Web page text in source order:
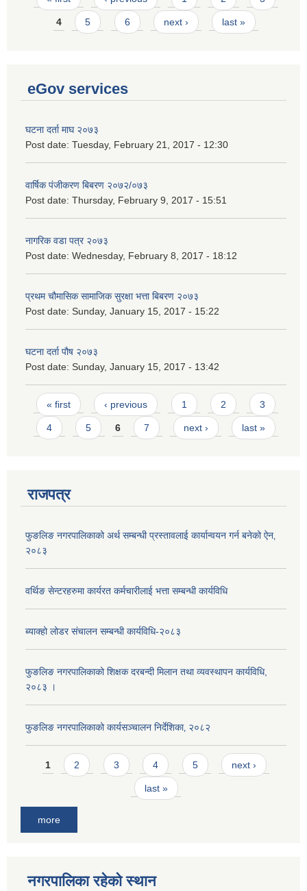
4 5 6 next › last »
eGov services
घटना दर्ता माघ २०७३
Post date: Tuesday, February 21, 2017 - 12:30
वार्षिक पंजीकरण बिबरण २०७२/०७३
Post date: Thursday, February 9, 2017 - 15:51
नागरिक वडा पत्र २०७३
Post date: Wednesday, February 8, 2017 - 18:12
प्रथम चौमासिक सामाजिक सुरक्षा भत्ता बिबरण २०७३
Post date: Sunday, January 15, 2017 - 15:22
घटना दर्ता पौष २०७३
Post date: Sunday, January 15, 2017 - 13:42
Pages
« first ‹ previous 1 2 3
4 5 6 7 next › last »
राजपत्र
फुङलिङ नगरपालिकाको अर्थ सम्बन्धी प्रस्तावलाई कार्यान्वयन गर्न बनेको ऐन‚
२०८३
वर्थिङ सेन्टरहरुमा कार्यरत कर्मचारीलाई भत्ता सम्बन्धी कार्यविधि
ब्याक्हो लोडर संचालन सम्बन्धी कार्यविधि-२०८३
फुङलिङ नगरपालिकाको शिक्षक दरबन्दी मिलान तथा व्यवस्थापन कार्यविधि,
२०८३ ।
फुङलिङ नगरपालिकाको कार्यसञ्चालन निर्देशिका‚ २०८२
Pages
1 2 3 4 5 next ›
last »
more
नगरपालिका रहेको स्थान